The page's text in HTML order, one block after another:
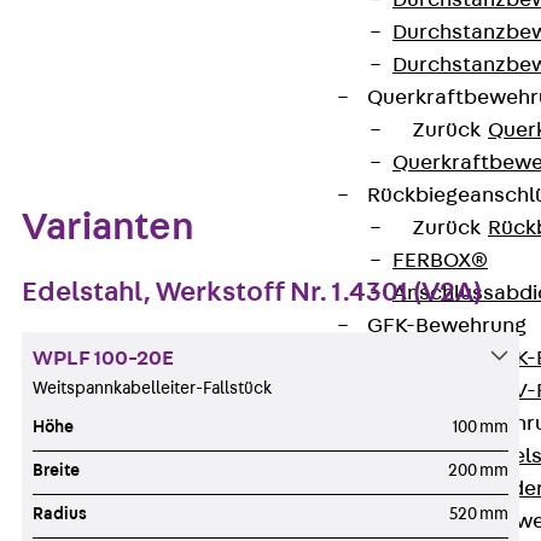
Zurück
Zurück
FERBOX®
GFK-Bewehrung
FIBERNOX®
Zurück
Varianten
Edelstahl, Werkstoff Nr. 1.4301 (V2A)
WPLF 100-20E
Weitspannkabelleiter-Fallstück
Höhe 100 mm
Breite 200 mm
Radius 520 mm